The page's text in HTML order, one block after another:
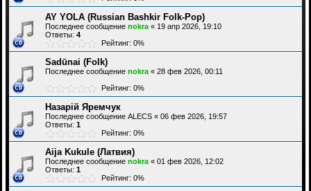
AY YOLA (Russian Bashkir Folk-Pop)
Последнее сообщение nokra « 19 апр 2026, 19:10
Ответы: 4
Рейтинг: 0%
Sadūnai (Folk)
Последнее сообщение nokra « 28 фев 2026, 00:11
Рейтинг: 0%
Назарій Яремчук
Последнее сообщение ALECS « 06 фев 2026, 19:57
Ответы: 1
Рейтинг: 0%
Aija Kukule (Латвия)
Последнее сообщение nokra « 01 фев 2026, 12:02
Ответы: 1
Рейтинг: 0%